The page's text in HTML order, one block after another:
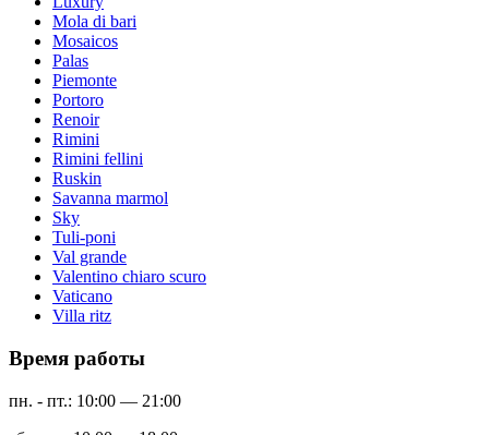
Mola di bari
Mosaicos
Palas
Piemonte
Portoro
Renoir
Rimini
Rimini fellini
Ruskin
Savanna marmol
Sky
Tuli-poni
Val grande
Valentino chiaro scuro
Vaticano
Villa ritz
Время работы
пн. - пт.: 10:00 — 21:00